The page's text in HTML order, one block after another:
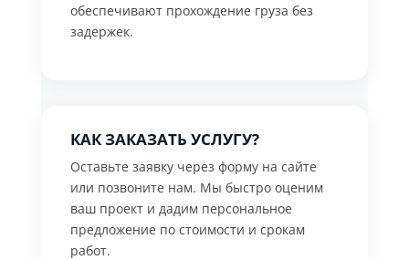
обеспечивают прохождение груза без
задержек.
КАК ЗАКАЗАТЬ УСЛУГУ?
Оставьте заявку через форму на сайте
или позвоните нам. Мы быстро оценим
ваш проект и дадим персональное
предложение по стоимости и срокам
работ.